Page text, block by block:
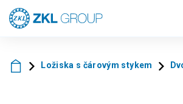
Ložiska s čárovým stykem